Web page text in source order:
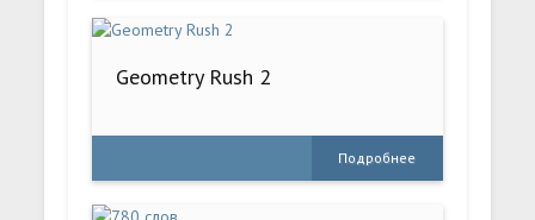
Geometry Rush 2
Подробнее